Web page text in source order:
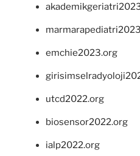
emchie2023.org
utcd2022.org
biosensor2022.org
ialp2022.org